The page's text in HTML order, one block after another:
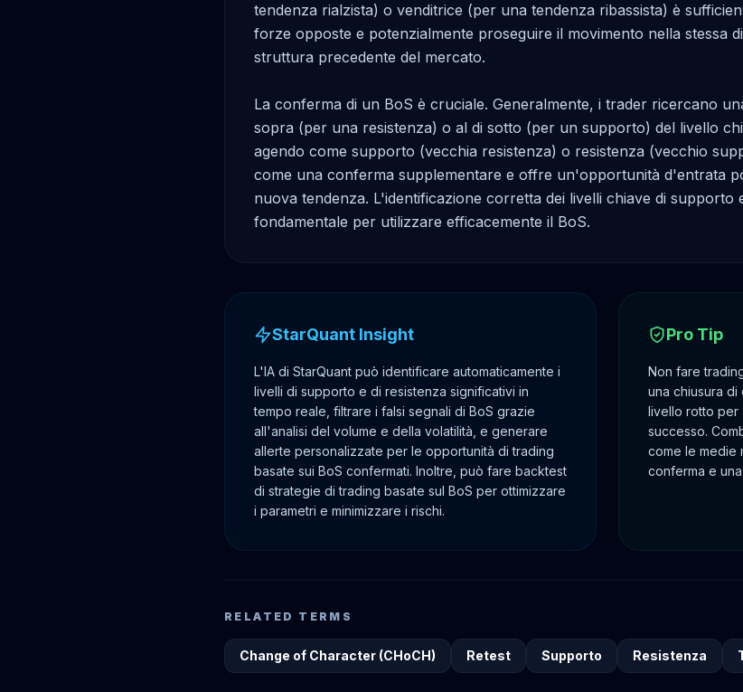
tendenza rialzista) o venditrice (per una tendenza ribassista) è
forze opposte e potenzialmente proseguire il movimento nella stessa
struttura precedente del mercato.
La conferma di un BoS è cruciale. Generalmente, i trader ricercano
sopra (per una resistenza) o al di sotto (per un supporto) del livello
agendo come supporto (vecchia resistenza) o resistenza (vecchio
come una conferma supplementare e offre un'opportunità d'entrata
nuova tendenza. L'identificazione corretta dei livelli chiave di supporto
fondamentale per utilizzare efficacemente il BoS.
StarQuant Insight
L'IA di StarQuant può identificare automaticamente i
livelli di supporto e di resistenza significativi in
tempo reale, filtrare i falsi segnali di BoS grazie
all'analisi del volume e della volatilità, e generare
allerte personalizzate per le opportunità di trading
basate sui BoS confermati. Inoltre, può fare backtest
di strategie di trading basate sul BoS per ottimizzare
i parametri e minimizzare i rischi.
Pro Tip
Non fare
una chiusura
livello rotto per
successo.
come le medie
conferma e
RELATED TERMS
Change of Character (CHoCH) Retest Supporto Resistenza